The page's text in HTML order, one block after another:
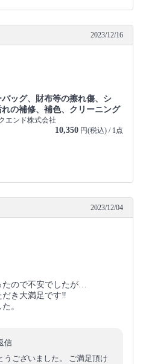
2023/12/16
バッグ、財布等の擦れ傷、シ
れの補修、補色、クリーニング
エンド株式会社
10,350 円(税込) / 1点
2023/12/04
たので不安でしたが…
き大満足です‼︎
。
信
うございました。 ご満足頂け